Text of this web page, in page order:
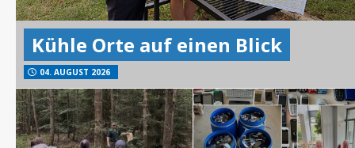
Kühle Orte auf einen Blick
04. AUGUST 2026